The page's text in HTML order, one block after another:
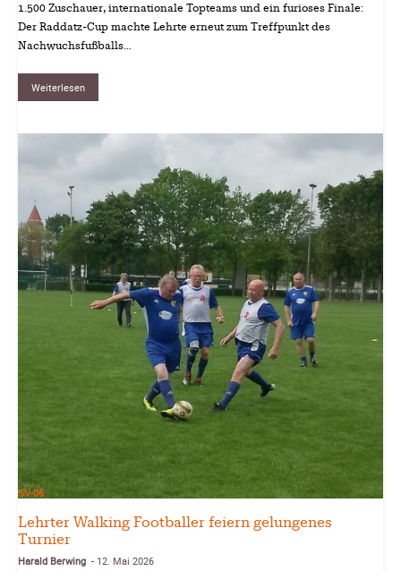
1.500 Zuschauer, internationale Topteams und ein furioses Finale:
Der Raddatz-Cup machte Lehrte erneut zum Treffpunkt des
Nachwuchsfußballs…
Weiterlesen
SV-06
Lehrter Walking Footballer feiern gelungenes
Turnier
Harald Berwing - 12. Mai 2026